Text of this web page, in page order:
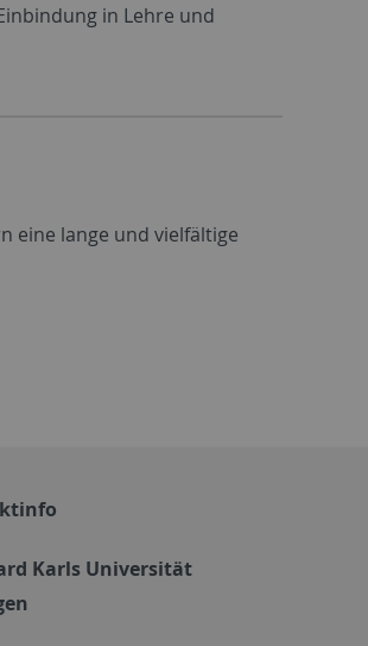
in Lehre und
eine lange und vielfältige
Karls Universität